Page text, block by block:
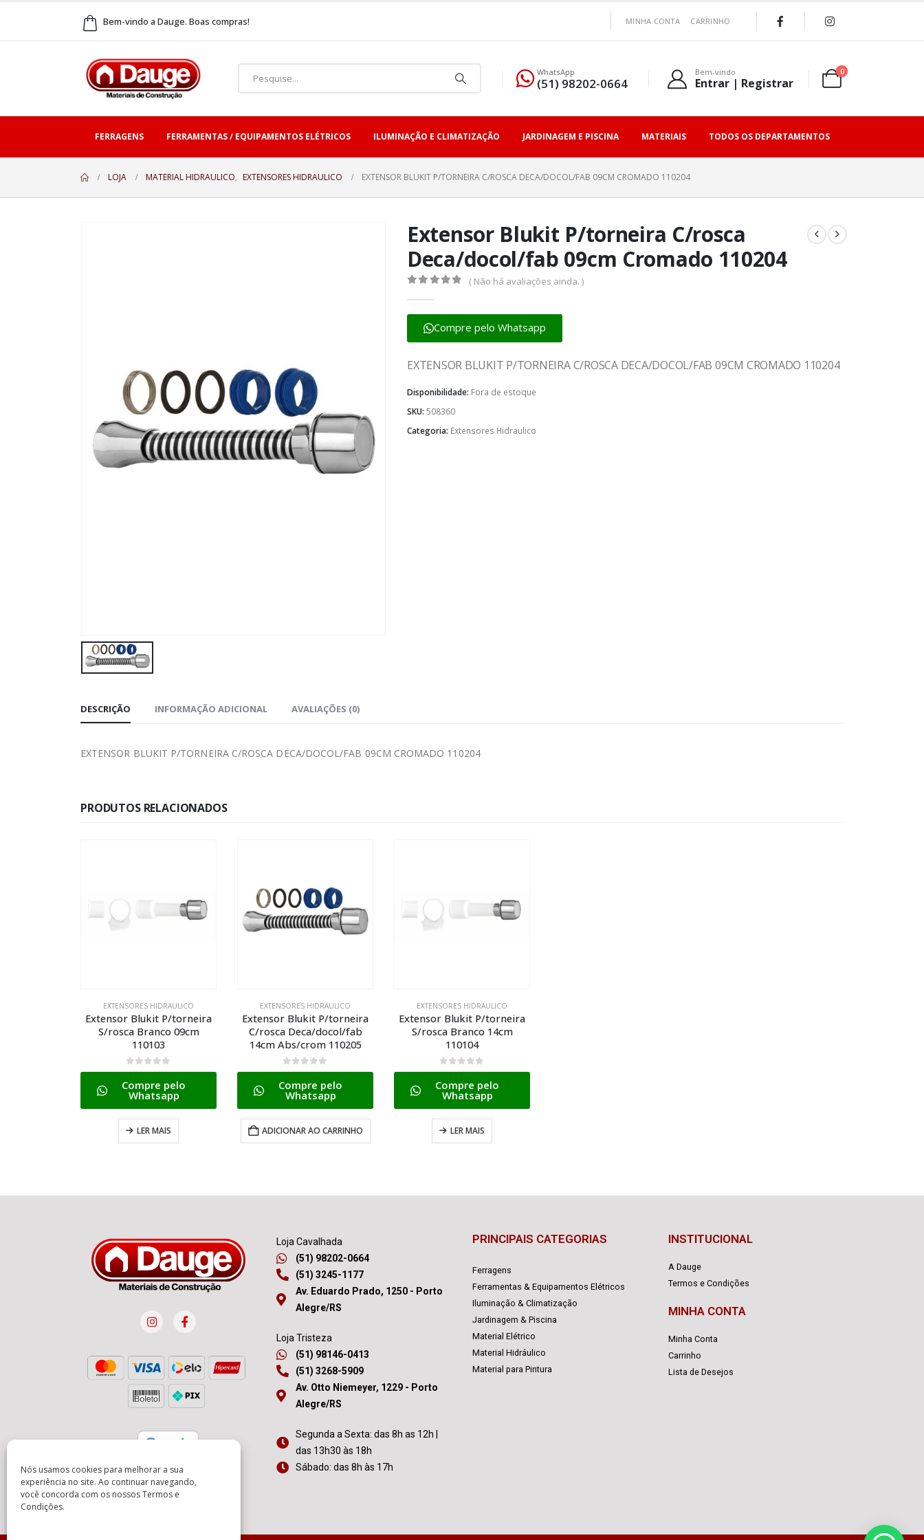
Nós usamos cookies para melhorar a sua
experiência no site. Ao continuar navegando,
você concorda com os nossosTermos e
Condições.
Bem-vindo a Dauge. Boas compras! MINHA CONTA CARRINHO
WhatsApp
(51) 98202-0664
Bem-vindo
Entrar | Registrar
0
FERRAGENS FERRAMENTAS / EQUIPAMENTOS ELÉTRICOS ILUMINAÇÃO E CLIMATIZAÇÃO JARDINAGEM E PISCINA MATERIAIS TODOS OS DEPARTAMENTOS
LOJA MATERIAL HIDRAULICO, EXTENSORES HIDRAULICO EXTENSOR BLUKIT P/TORNEIRA C/ROSCA DECA/DOCOL/FAB 09CM CROMADO 110204
Extensor Blukit P/torneira C/rosca
Deca/docol/fab 09cm Cromado 110204
( Não há avaliações ainda. )
Compre pelo Whatsapp
EXTENSOR BLUKIT P/TORNEIRA C/ROSCA DECA/DOCOL/FAB 09CM CROMADO 110204
Disponibilidade: Fora de estoque
SKU: 508360
Categoria: Extensores Hidraulico
DESCRIÇÃO INFORMAÇÃO ADICIONAL AVALIAÇÕES (0)
EXTENSOR BLUKIT P/TORNEIRA C/ROSCA DECA/DOCOL/FAB 09CM CROMADO 110204
PRODUTOS RELACIONADOS
EXTENSORES HIDRAULICO
Extensor Blukit P/torneira
S/rosca Branco 09cm
110103
0de 5
Compre pelo
Whatsapp
LER MAIS
EXTENSORES HIDRAULICO
Extensor Blukit P/torneira
C/rosca Deca/docol/fab
14cm Abs/crom 110205
0de 5
Compre pelo
Whatsapp
ADICIONAR AO CARRINHO
EXTENSORES HIDRAULICO
Extensor Blukit P/torneira
S/rosca Branco 14cm
110104
0de 5
Compre pelo
Whatsapp
LER MAIS
Loja Cavalhada
(51) 98202-0664
(51) 3245-1177
Av. Eduardo Prado, 1250 - Porto
Alegre/RS
Loja Tristeza
(51) 98146-0413
(51) 3268-5909
Av. Otto Niemeyer, 1229 - Porto
Alegre/RS
Segunda a Sexta: das 8h as 12h |
das 13h30 às 18h
Sábado: das 8h às 17h
PRINCIPAIS CATEGORIAS
Ferragens
Ferramentas & Equipamentos Elétricos
Iluminação & Climatização
Jardinagem & Piscina
Material Elétrico
Material Hidráulico
Material para Pintura
INSTITUCIONAL
A Dauge
Termos e Condições
MINHA CONTA
Minha Conta
Carrinho
Lista de Desejos